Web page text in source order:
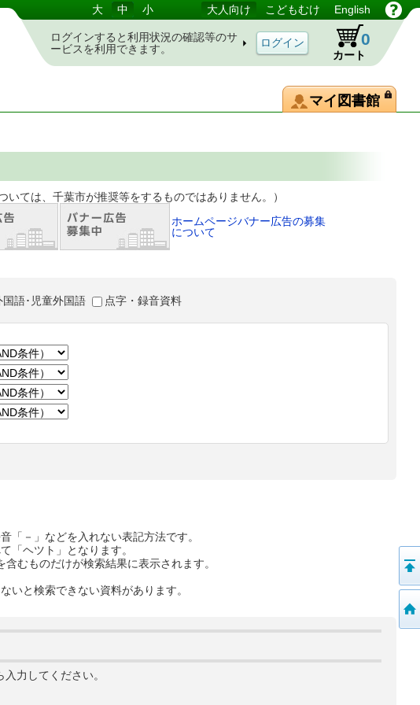
大 中 小 大人向け こどもむけ English
ログインすると利用状況の確認等のサ
ービスを利用できます。
カート
0
マイ図書館
推奨等をするものではありません。）
ホームページバナー広告の募集
について
国語･児童外国語 点字・録音資料
「－」などを入れない表記方法です。
「ヘツト」となります。
むものだけが検索結果に表示されます。
いと検索できない資料があります。
力してください。